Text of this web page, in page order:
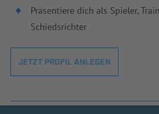
Präsentiere dich als Spieler,
Schiedsrichter
JETZT PROFIL ANLEGEN